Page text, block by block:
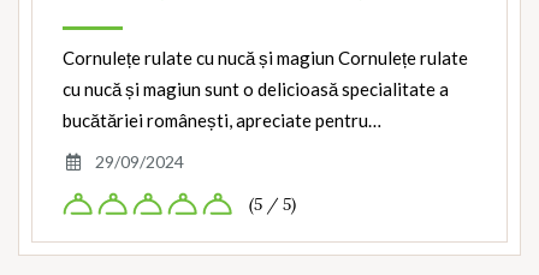
Cornulețe rulate cu nucă și magiun Cornulețe rulate
cu nucă și magiun sunt o delicioasă specialitate a
bucătăriei românești, apreciate pentru…
29/09/2024
(5 / 5)